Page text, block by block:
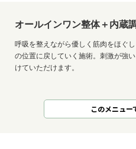
オールインワン整体＋内蔵
呼吸を整えながら優しく筋肉をほぐ
の位置に戻していく施術。刺激が強
けていただけます。
このメニュー